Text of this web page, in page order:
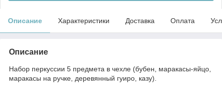
Описание Характеристики Доставка Оплата
Описание
Набор перкуссии 5 предмета в чехле (бубен, маракасы-яйцо,
маракасы на ручке, деревянный гуиро, казу).